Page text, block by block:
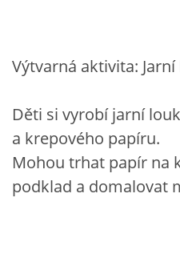
BÁSNĚ K TÉMATU PODZIM
POHYBOVÉ AKTIVITY NA
PÍSNĚ K TÉMATU ZIMA
Výtvarná aktivita:
Děti si vyrobí jarní
a krepového papíru.
Mohou trhat papír na
podklad a domalovat